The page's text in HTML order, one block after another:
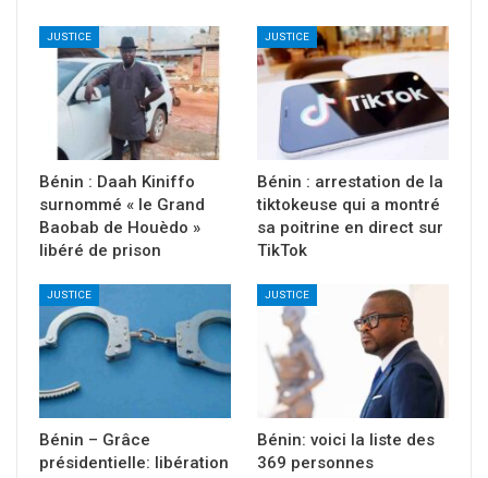
JUSTICE
Bénin : Daah Kiniffo
surnommé « le Grand
Baobab de Houèdo »
libéré de prison
JUSTICE
Bénin : arrestation de la
tiktokeuse qui a montré
sa poitrine en direct sur
TikTok
JUSTICE
Bénin – Grâce
présidentielle: libération
JUSTICE
Bénin: voici la liste des
369 personnes